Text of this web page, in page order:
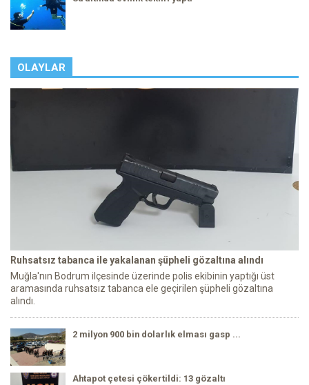
OLAYLAR
Ruhsatsız tabanca ile yakalanan şüpheli gözaltına alındı
Muğla'nın Bodrum ilçesinde üzerinde polis ekibinin yaptığı üst
aramasında ruhsatsız tabanca ele geçirilen şüpheli gözaltına
alındı.
2 milyon 900 bin dolarlık elması gasp ...
Ahtapot çetesi çökertildi: 13 gözaltı